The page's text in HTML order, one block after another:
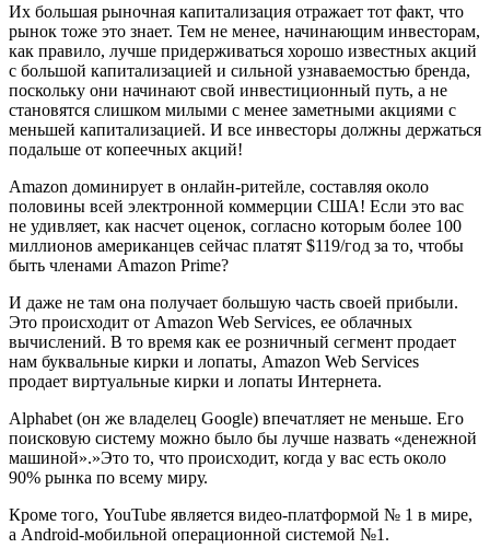
Их большая рыночная капитализация отражает тот факт, что
рынок тоже это знает. Тем не менее, начинающим инвесторам,
как правило, лучше придерживаться хорошо известных акций
с большой капитализацией и сильной узнаваемостью бренда,
поскольку они начинают свой инвестиционный путь, а не
становятся слишком милыми с менее заметными акциями с
меньшей капитализацией. И все инвесторы должны держаться
подальше от копеечных акций!
Amazon доминирует в онлайн-ритейле, составляя около
половины всей электронной коммерции США! Если это вас
не удивляет, как насчет оценок, согласно которым более 100
миллионов американцев сейчас платят $119/год за то, чтобы
быть членами Amazon Prime?
И даже не там она получает большую часть своей прибыли.
Это происходит от Amazon Web Services, ее облачных
вычислений. В то время как ее розничный сегмент продает
нам буквальные кирки и лопаты, Amazon Web Services
продает виртуальные кирки и лопаты Интернета.
Alphabet (он же владелец Google) впечатляет не меньше. Его
поисковую систему можно было бы лучше назвать «денежной
машиной».»Это то, что происходит, когда у вас есть около
90% рынка по всему миру.
Кроме того, YouTube является видео-платформой № 1 в мире,
а Android-мобильной операционной системой №1.